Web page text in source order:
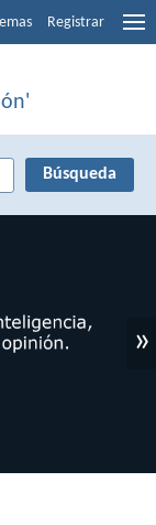
Registrar
»